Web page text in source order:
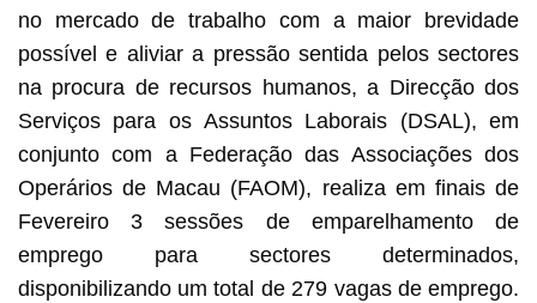
no mercado de trabalho com a maior brevidade
possível e aliviar a pressão sentida pelos sectores
na procura de recursos humanos, a Direcção dos
Serviços para os Assuntos Laborais (DSAL), em
conjunto com a Federação das Associações dos
Operários de Macau (FAOM), realiza em finais de
Fevereiro 3 sessões de emparelhamento de
emprego para sectores determinados,
disponibilizando um total de 279 vagas de emprego.